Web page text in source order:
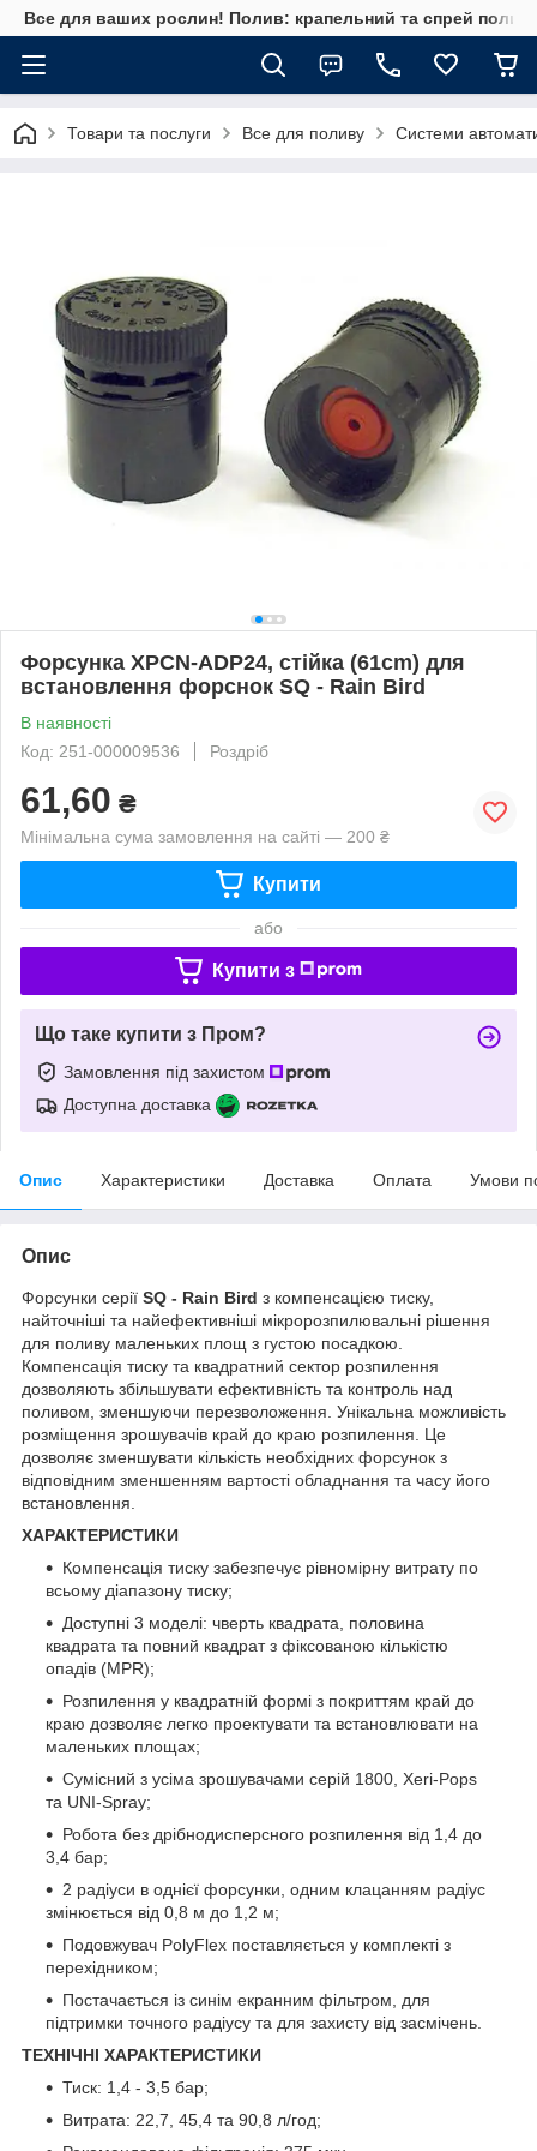
Все для ваших рослин! Полив: крапельний та спрей полив,
Товари та послуги Все для поливу Системи
Форсунка XPCN-ADP24, стійка (61cm) для
встановлення форснок SQ - Rain Bird
В наявності
Код: 251-000009536
Роздріб
61,60 ₴
Мінімальна сума замовлення на сайті — 200 ₴
Купити
або
Купити з
Що таке купити з Пром?
Замовлення під захистом
Доступна доставка
Опис Характеристики Доставка Оплата Умови
Опис
Форсунки серії SQ - Rain Bird з компенсацією тиску,
найточніші та найефективніші мікророзпилювальні рішення
для поливу маленьких площ з густою посадкою.
Компенсація тиску та квадратний сектор розпилення
дозволяють збільшувати ефективність та контроль над
поливом, зменшуючи перезволоження. Унікальна можливість
розміщення зрошувачів край до краю розпилення. Це
дозволяє зменшувати кількість необхідних форсунок з
відповідним зменшенням вартості обладнання та часу його
встановлення.
ХАРАКТЕРИСТИКИ
Компенсація тиску забезпечує рівномірну витрату по
всьому діапазону тиску;
Доступні 3 моделі: чверть квадрата, половина
квадрата та повний квадрат з фіксованою кількістю
опадів (MPR);
Розпилення у квадратній формі з покриттям край до
краю дозволяє легко проектувати та встановлювати на
маленьких площах;
Сумісний з усіма зрошувачами серій 1800, Xeri-Pops
та UNI-Spray;
Робота без дрібнодисперсного розпилення від 1,4 до
3,4 бар;
2 радіуси в однієї форсунки, одним клацанням радіус
змінюється від 0,8 м до 1,2 м;
Подовжувач PolyFlex поставляється у комплекті з
перехідником;
Постачається із синім екранним фільтром, для
підтримки точного радіусу та для захисту від засмічень.
ТЕХНІЧНІ ХАРАКТЕРИСТИКИ
Тиск: 1,4 - 3,5 бар;
Витрата: 22,7, 45,4 та 90,8 л/год;